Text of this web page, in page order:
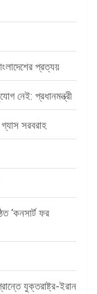
প্রত্যয়
নেই: প্রধানমন্ত্রী
সরবরাহ
‘কনসার্ট ফর
যুক্তরাষ্ট্র-ইরান